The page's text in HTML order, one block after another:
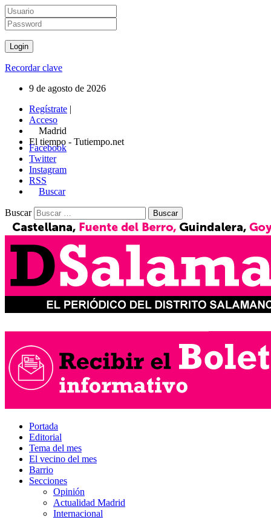
Recordar clave
9 de agosto de 2026
Regístrate |
Acceso
Madrid
El tiempo - Tutiempo.net
Facebook
Twitter
Instagram
RSS
Buscar
Buscar
Portada
Editorial
Tema del mes
El vecino del mes
Barrio
Secciones
Opinión
Actualidad Madrid
Internacional